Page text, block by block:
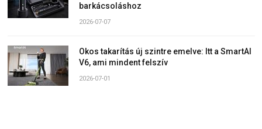
barkácsoláshoz
2026-07-07
Okos takarítás új szintre emelve: Itt a SmartAI
V6, ami mindent felszív
2026-07-01